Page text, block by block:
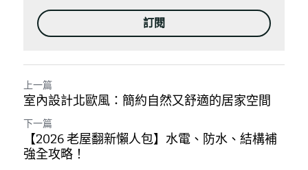
訂閱
上一篇
室內設計北歐風：簡約自然又舒適的居家空間
下一篇
【2026 老屋翻新懶人包】水電、防水、結構補
強全攻略！